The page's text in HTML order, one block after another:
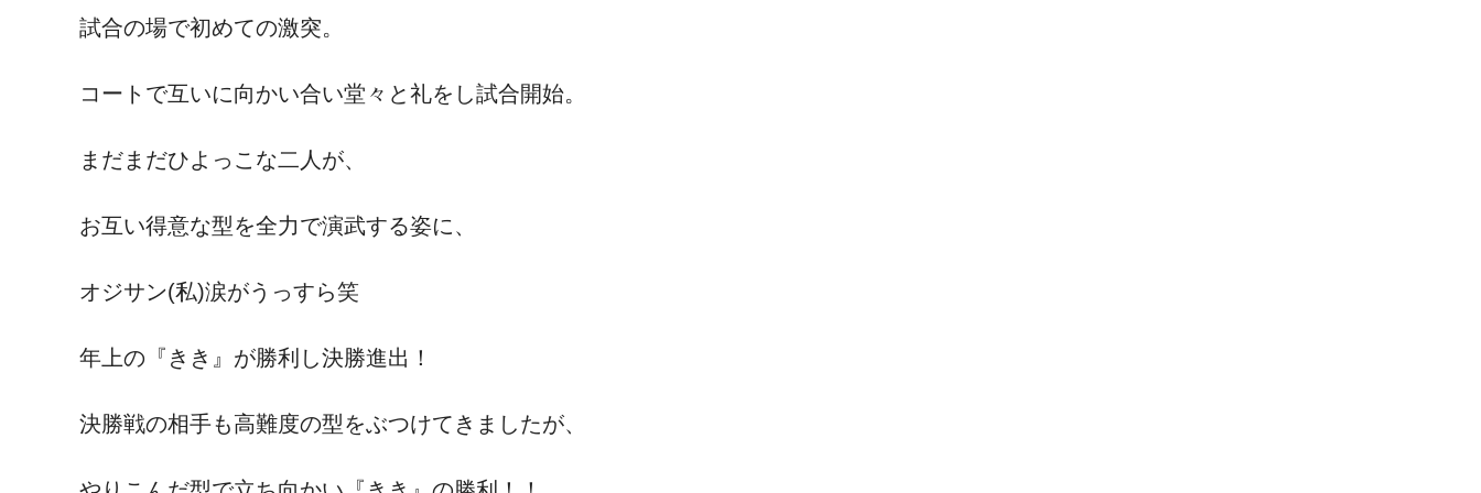
試合の場で初めての激突。
コートで互いに向かい合い堂々と礼をし試合開始。
まだまだひよっこな二人が、
お互い得意な型を全力で演武する姿に、
オジサン(私)涙がうっすら笑
年上の『きき』が勝利し決勝進出！
決勝戦の相手も高難度の型をぶつけてきましたが、